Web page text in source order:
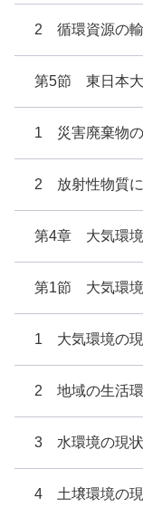
2 循環資源の
第5節 東日本大
1 災害廃棄物
2 放射性物質に
第4章 大気環境
第1節 大気環境
1 大気環境の
2 地域の生活
3 水環境の現状
4 土壌環境の